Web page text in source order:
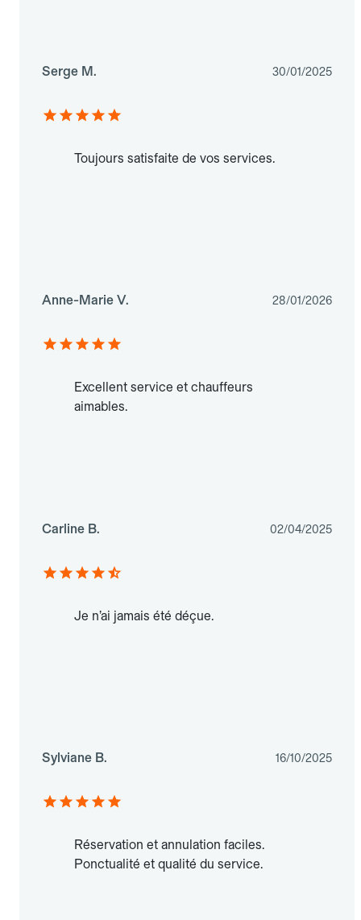
Serge M. 30/01/2025
Toujours satisfaite de vos services.
Anne-Marie V. 28/01/2026
Excellent service et chauffeurs
aimables.
Carline B. 02/04/2025
Je n’ai jamais été déçue.
Sylviane B. 16/10/2025
Réservation et annulation faciles.
Ponctualité et qualité du service.